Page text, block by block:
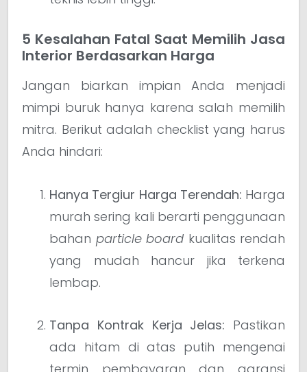
5 Kesalahan Fatal Saat Memilih Jasa
Interior Berdasarkan Harga
Jangan biarkan impian Anda menjadi
mimpi buruk hanya karena salah memilih
mitra. Berikut adalah checklist yang harus
Anda hindari:
Hanya Tergiur Harga Terendah: Harga
murah sering kali berarti penggunaan
bahan particle board kualitas rendah
yang mudah hancur jika terkena
lembap.
Tanpa Kontrak Kerja Jelas: Pastikan
ada hitam di atas putih mengenai